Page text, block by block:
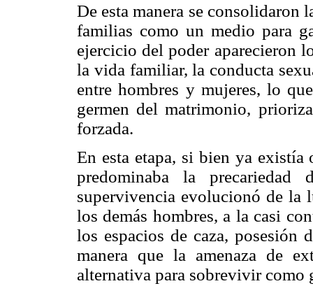
De esta manera se consolidaron
familias como un medio para
ejercicio del poder aparecieron
la vida familiar, la conducta
entre hombres y mujeres, lo
germen del matrimonio,
forzada.
En esta etapa, si bien ya
predominaba la
supervivencia evolucionó de la
los demás hombres, a la casi
los espacios de caza, posesión
manera que la amenaza de
alternativa para sobrevivir como